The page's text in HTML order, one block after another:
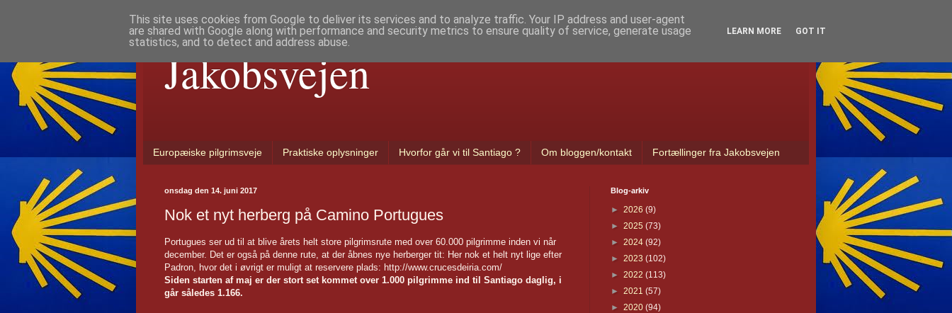
Jakobsvejen
Europæiske pilgrimsveje Praktiske oplysninger Hvorfor går vi til Santiago ? Om bloggen/kontakt Fortællinger fra Jakobsvejen
onsdag den 14. juni 2017
Nok et nyt herberg på Camino Portugues
Portugues ser ud til at blive årets helt store pilgrimsrute med over 60.000 pilgrimme inden vi når
december. Det er også på denne rute, at der åbnes nye herberger tit: Her nok et helt nyt lige efter
Padron, hvor det i øvrigt er muligt at reservere plads: http://www.crucesdeiria.com/
Siden starten af maj er der stort set kommet over 1.000 pilgrimme ind til Santiago daglig, i
går således 1.166.
Blog-arkiv
► 2026 (9)
► 2025 (73)
► 2024 (92)
► 2023 (102)
► 2022 (113)
► 2021 (57)
► 2020 (94)
This site uses cookies from Google to deliver its services and to analyze traffic. Your IP address and user-agent
are shared with Google along with performance and security metrics to ensure quality of service, generate usage
statistics, and to detect and address abuse.
LEARN MORE GOT IT